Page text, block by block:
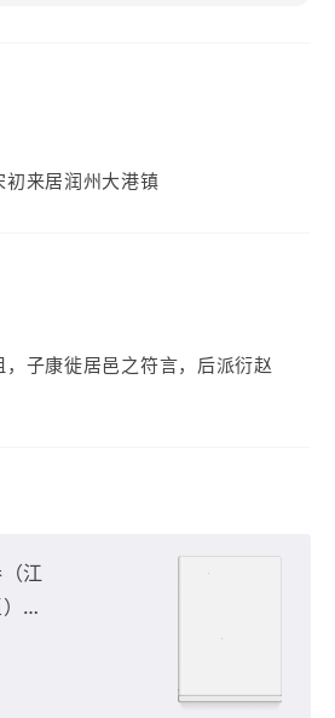
初来居润州大港镇
子康徙居邑之符言，后派衍赵
江
第